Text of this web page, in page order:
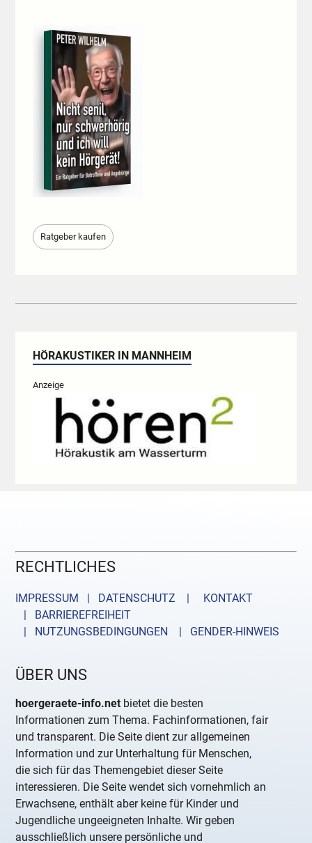
Ratgeber kaufen
HÖRAKUSTIKER IN MANNHEIM
Anzeige
RECHTLICHES
IMPRESSUM | DATENSCHUTZ |
KONTAKT
| BARRIEREFREIHEIT
| NUTZUNGSBEDINGUNGEN
| GENDER-HINWEIS
ÜBER UNS
hoergeraete-info.net bietet die besten
Informationen zum Thema. Fachinformationen, fair
und transparent. Die Seite dient zur allgemeinen
Information und zur Unterhaltung für Menschen,
die sich für das Themengebiet dieser Seite
interessieren. Die Seite wendet sich vornehmlich an
Erwachsene, enthält aber keine für Kinder und
Jugendliche ungeeigneten Inhalte. Wir geben
ausschließlich unsere persönliche und